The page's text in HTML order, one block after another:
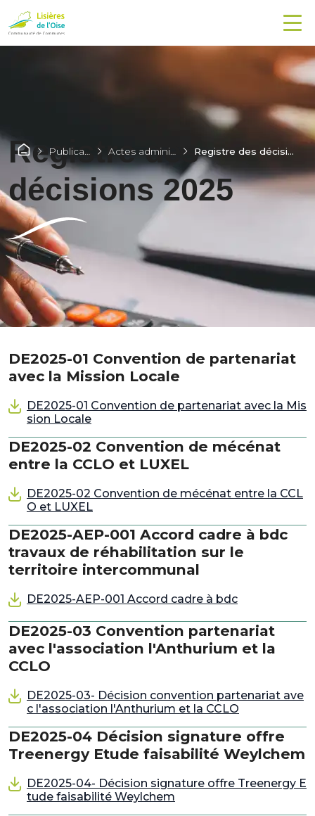
Publications Actes administratifs Registre des décisions 2025
Registre des
décisions 2025
DE2025-01 Convention de partenariat
avec la Mission Locale
DE2025-01 Convention de partenariat avec la Mis
sion Locale
DE2025-02 Convention de mécénat
entre la CCLO et LUXEL
DE2025-02 Convention de mécénat entre la CCL
O et LUXEL
DE2025-AEP-001 Accord cadre à bdc
travaux de réhabilitation sur le
territoire intercommunal
DE2025-AEP-001 Accord cadre à bdc
DE2025-03 Convention partenariat
avec l'association l'Anthurium et la
CCLO
DE2025-03- Décision convention partenariat ave
c l'association l'Anthurium et la CCLO
DE2025-04 Décision signature offre
Treenergy Etude faisabilité Weylchem
DE2025-04- Décision signature offre Treenergy E
tude faisabilité Weylchem